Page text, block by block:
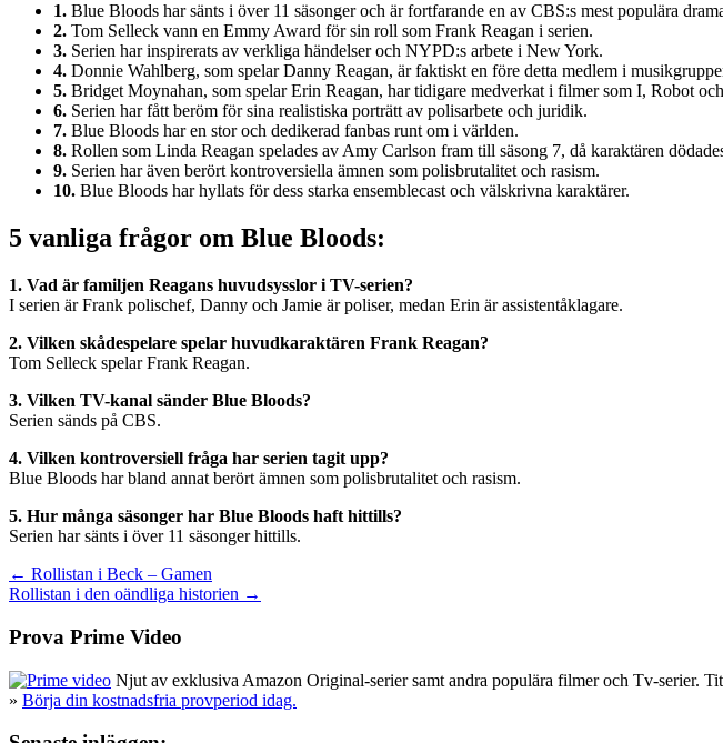
1. Blue Bloods har sänts i över 11 säsonger och är fortfarande en av CBS:s mest populära
2. Tom Selleck vann en Emmy Award för sin roll som Frank Reagan i serien.
3. Serien har inspirerats av verkliga händelser och NYPD:s arbete i New York.
4. Donnie Wahlberg, som spelar Danny Reagan, är faktiskt en före detta medlem i
5. Bridget Moynahan, som spelar Erin Reagan, har tidigare medverkat i filmer som I, Robot
6. Serien har fått beröm för sina realistiska porträtt av polisarbete och juridik.
7. Blue Bloods har en stor och dedikerad fanbas runt om i världen.
8. Rollen som Linda Reagan spelades av Amy Carlson fram till säsong 7, då karaktären
9. Serien har även berört kontroversiella ämnen som polisbrutalitet och rasism.
10. Blue Bloods har hyllats för dess starka ensemblecast och välskrivna karaktärer.
5 vanliga frågor om Blue Bloods:
1. Vad är familjen Reagans huvudsysslor i TV-serien?
I serien är Frank polischef, Danny och Jamie är poliser, medan Erin är assistentåklagare.
2. Vilken skådespelare spelar huvudkaraktären Frank Reagan?
Tom Selleck spelar Frank Reagan.
3. Vilken TV-kanal sänder Blue Bloods?
Serien sänds på CBS.
4. Vilken kontroversiell fråga har serien tagit upp?
Blue Bloods har bland annat berört ämnen som polisbrutalitet och rasism.
5. Hur många säsonger har Blue Bloods haft hittills?
Serien har sänts i över 11 säsonger hittills.
Inläggsnavigering
← Rollistan i Beck – Gamen
Rollistan i den oändliga historien →
Prova Prime Video
Njut av exklusiva Amazon Original-serier samt andra populära filmer och Tv-serier.
» Börja din kostnadsfria provperiod idag.